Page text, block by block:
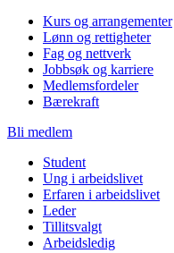
Kurs og arrangementer
Lønn og rettigheter
Fag og nettverk
Jobbsøk og karriere
Medlemsfordeler
Bærekraft
Bli medlem
Student
Ung i arbeidslivet
Erfaren i arbeidslivet
Leder
Tillitsvalgt
Arbeidsledig